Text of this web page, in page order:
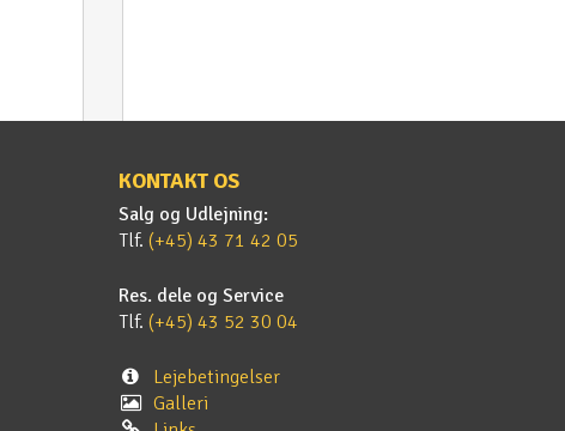
KONTAKT OS
Salg og Udlejning:
Tlf. (+45) 43 71 42 05
Res. dele og Service
Tlf. (+45) 43 52 30 04
Lejebetingelser
Galleri